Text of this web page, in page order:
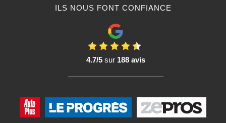
ILS NOUS FONT CONFIANCE
4.7/5sur 188 avis